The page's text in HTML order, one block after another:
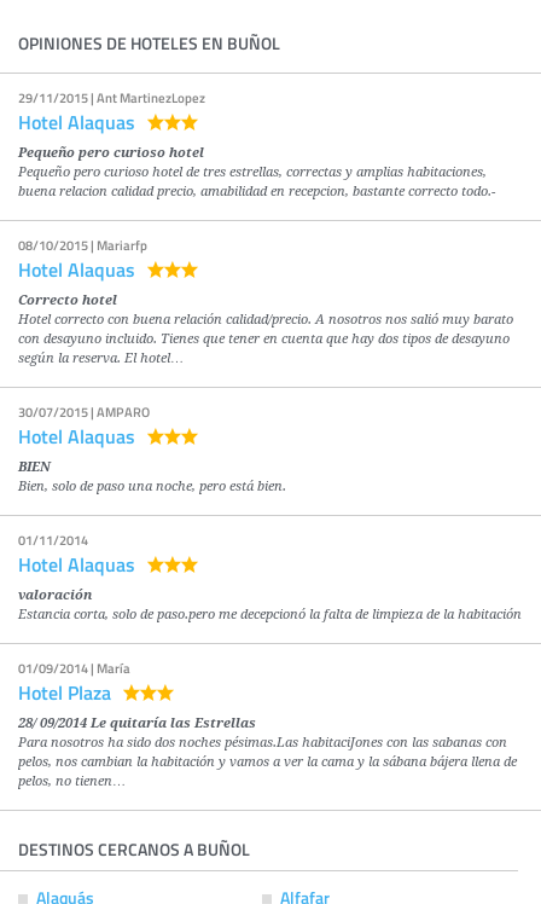
OPINIONES DE HOTELES EN BUÑOL
29/11/2015 | Ant MartinezLopez
Hotel Alaquas
Pequeño pero curioso hotel
Pequeño pero curioso hotel de tres estrellas, correctas y amplias habitaciones,
buena relacion calidad precio, amabilidad en recepcion, bastante correcto todo.-
08/10/2015 | Mariarfp
Hotel Alaquas
Correcto hotel
Hotel correcto con buena relación calidad/precio. A nosotros nos salió muy barato
con desayuno incluido. Tienes que tener en cuenta que hay dos tipos de desayuno
según la reserva. El hotel…
30/07/2015 | AMPARO
Hotel Alaquas
BIEN
Bien, solo de paso una noche, pero está bien.
01/11/2014
Hotel Alaquas
valoración
Estancia corta, solo de paso.pero me decepcionó la falta de limpieza de la habitación
01/09/2014 | María
Hotel Plaza
28/ 09/2014 Le quitaría las Estrellas
Para nosotros ha sido dos noches pésimas.Las habitaciJones con las sabanas con
pelos, nos cambian la habitación y vamos a ver la cama y la sábana bájera llena de
pelos, no tienen…
DESTINOS CERCANOS A BUÑOL
Alaquás Alfafar